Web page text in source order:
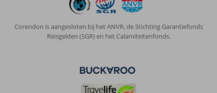
Corendon is aangesloten bij het ANVR, de Stichting Garantiefonds
Reisgelden (SGR) en het Calamiteitenfonds.